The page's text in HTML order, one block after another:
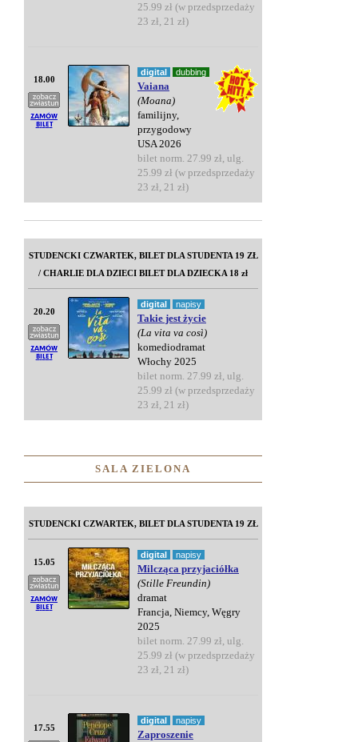
25.99 zł (w przedsprzedaży
23 zł, 21 zł)
18.00
digital dubbing
Vaiana
(Moana)
familijny,
przygodowy
USA 2026
bilet norm. 27.99 zł, ulg.
25.99 zł (w przedsprzedaży
23 zł, 21 zł)
STUDENCKI CZWARTEK, BILET DLA STUDENTA 19 ZŁ
/ CHARLIE DLA DZIECI BILET DLA DZIECKA 18 zł
20.20
digital napisy
Takie jest życie
(La vita va così)
komediodramat
Włochy 2025
bilet norm. 27.99 zł, ulg.
25.99 zł (w przedsprzedaży
23 zł, 21 zł)
SALA ZIELONA
STUDENCKI CZWARTEK, BILET DLA STUDENTA 19 ZŁ
15.05
digital napisy
Milcząca przyjaciółka
(Stille Freundin)
dramat
Francja, Niemcy, Węgry
2025
bilet norm. 27.99 zł, ulg.
25.99 zł (w przedsprzedaży
23 zł, 21 zł)
17.55
digital napisy
Zaproszenie